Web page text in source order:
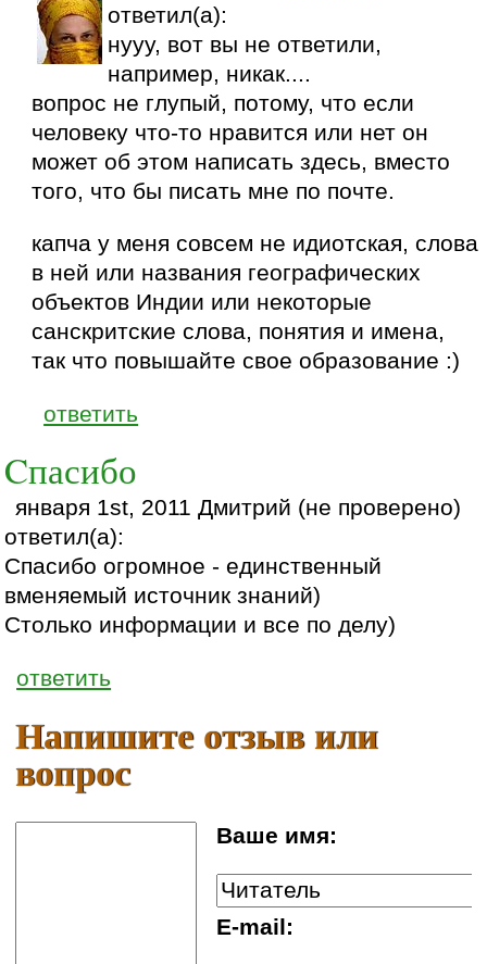
ответил(а):
нууу, вот вы не ответили,
например, никак....
вопрос не глупый, потому, что если
человеку что-то нравится или нет он
может об этом написать здесь, вместо
того, что бы писать мне по почте.
капча у меня совсем не идиотская, слова
в ней или названия географических
объектов Индии или некоторые
санскритские слова, понятия и имена,
так что повышайте свое образование :)
ответить
Cпасибо
января 1st, 2011 Дмитрий (не проверено)
ответил(а):
Cпасибо огромное - единственный
вменяемый источник знаний)
Столько информации и все по делу)
ответить
Напишите отзыв или
вопрос
Ваше имя:
E-mail: